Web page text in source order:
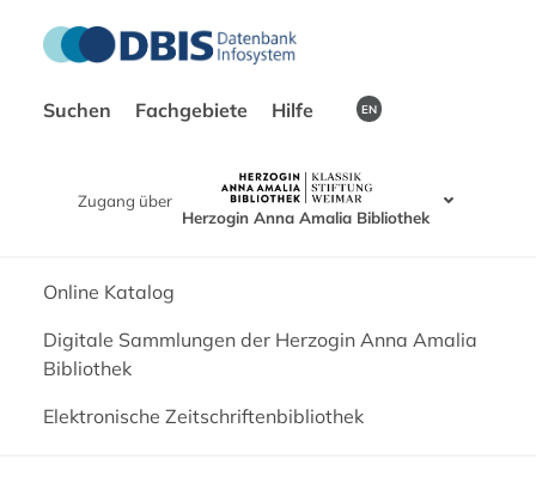
Suchen Fachgebiete Hilfe EN
Zugang über
Herzogin Anna Amalia Bibliothek
Online Katalog
Digitale Sammlungen der Herzogin Anna Amalia
Bibliothek
Elektronische Zeitschriftenbibliothek